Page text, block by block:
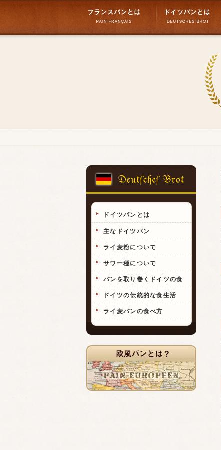
ドイツパンとは
主なドイツパン
ライ麦粉について
サワー種について
パンを取り巻くドイツの食
ドイツの伝統的な食生活
ライ麦パンの食べ方